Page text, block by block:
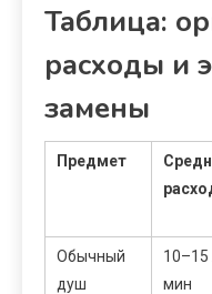
Таблица:
расходы и
замены
Предмет
Обычный
душ
мин